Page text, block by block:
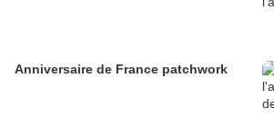
Anniversaire de France patchwork